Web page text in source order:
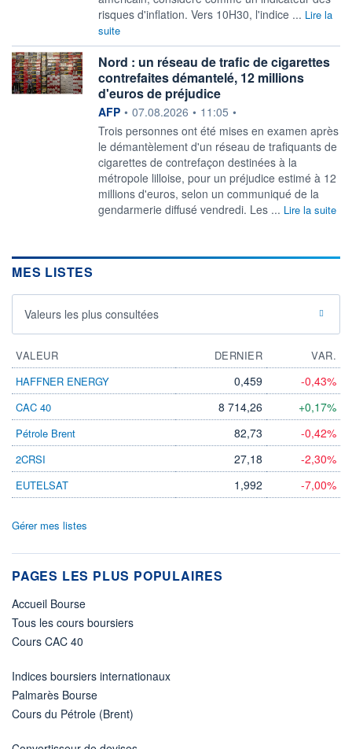
risques d'inflation. Vers 10H30, l'indice ... Lire la
suite
Nord : un réseau de trafic de cigarettes
contrefaites démantelé, 12 millions
d'euros de préjudice
information fournie par
AFP • 07.08.2026 • 11:05 •
Trois personnes ont été mises en examen après
le démantèlement d'un réseau de trafiquants de
cigarettes de contrefaçon destinées à la
métropole lilloise, pour un préjudice estimé à 12
millions d'euros, selon un communiqué de la
gendarmerie diffusé vendredi. Les ... Lire la suite
MES LISTES
Valeurs les plus consultées
VALEUR DERNIER
VAR.
HAFFNER ENERGY
0,459 -0,43%
CAC 40 8 714,26 +0,17%
Pétrole Brent 82,73 -0,42%
2CRSI 27,18 -2,30%
EUTELSAT 1,992 -7,00%
Gérer mes listes
PAGES LES PLUS POPULAIRES
Accueil Bourse
Tous les cours boursiers
Cours CAC 40
Indices boursiers internationaux
Palmarès Bourse
Cours du Pétrole (Brent)